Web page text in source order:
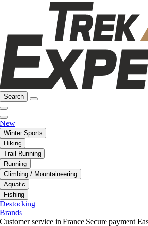
Search
New
Winter Sports
Hiking
Trail Running
Running
Climbing / Mountaineering
Aquatic
Fishing
Destocking
Brands
Customer service in France Secure payment